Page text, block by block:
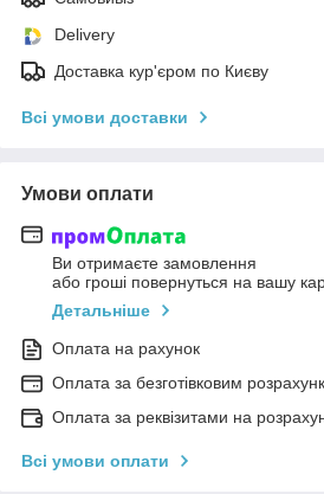
Delivery
Доставка кур'єром по Києву
Всі умови доставки
Умови оплати
Ви отримаєте замовлення
або гроші повернуться на вашу
Детальніше
Оплата на рахунок
Оплата за безготівковим
Оплата за реквізитами на
Всі умови оплати